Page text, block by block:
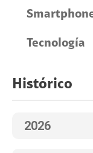
Tecnología
Histórico
2026